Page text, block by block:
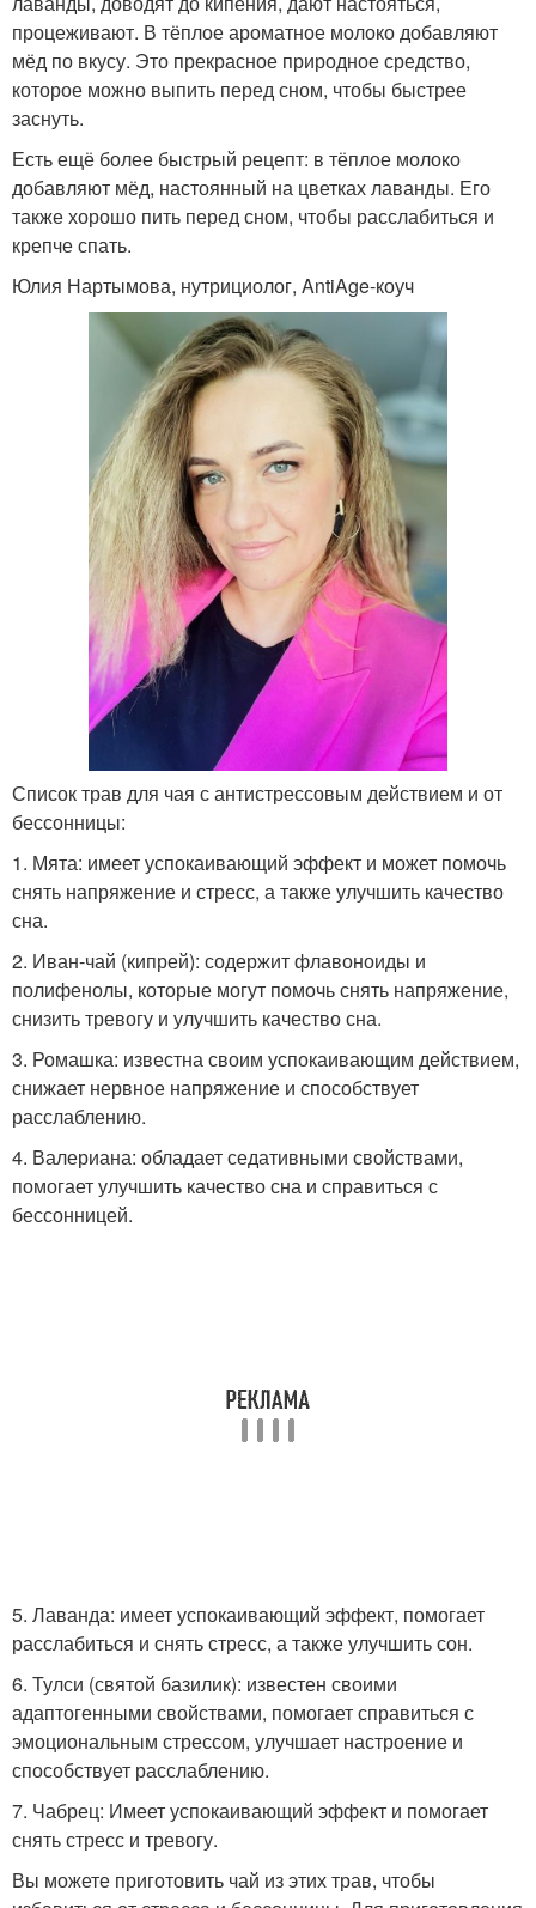
процеживают. В тёплое ароматное молоко добавляют
мёд по вкусу. Это прекрасное природное средство,
которое можно выпить перед сном, чтобы быстрее
заснуть.
Есть ещё более быстрый рецепт: в тёплое молоко
добавляют мёд, настоянный на цветках лаванды. Его
также хорошо пить перед сном, чтобы расслабиться и
крепче спать.
Юлия Нартымова, нутрициолог, AntiAge-коуч
Список трав для чая с антистрессовым действием и от
бессонницы:
1. Мята: имеет успокаивающий эффект и может помочь
снять напряжение и стресс, а также улучшить качество
сна.
2. Иван-чай (кипрей): содержит флавоноиды и
полифенолы, которые могут помочь снять напряжение,
снизить тревогу и улучшить качество сна.
3. Ромашка: известна своим успокаивающим действием,
снижает нервное напряжение и способствует
расслаблению.
4. Валериана: обладает седативными свойствами,
помогает улучшить качество сна и справиться с
бессонницей.
5. Лаванда: имеет успокаивающий эффект, помогает
расслабиться и снять стресс, а также улучшить сон.
6. Тулси (святой базилик): известен своими
адаптогенными свойствами, помогает справиться с
эмоциональным стрессом, улучшает настроение и
способствует расслаблению.
7. Чабрец: Имеет успокаивающий эффект и помогает
снять стресс и тревогу.
Вы можете приготовить чай из этих трав, чтобы